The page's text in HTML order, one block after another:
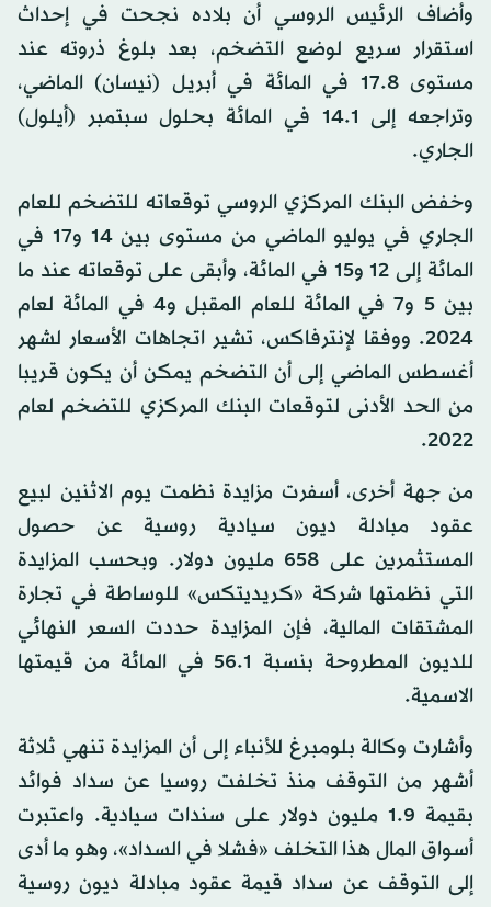
وأضاف الرئيس الروسي أن بلاده نجحت في إحداث
استقرار سريع لوضع التضخم، بعد بلوغ ذروته عند
مستوى 17.8 في المائة في أبريل (نيسان) الماضي،
وتراجعه إلى 14.1 في المائة بحلول سبتمبر (أيلول)
الجاري.
وخفض البنك المركزي الروسي توقعاته للتضخم للعام
الجاري في يوليو الماضي من مستوى بين 14 و17 في
المائة إلى 12 و15 في المائة، وأبقى على توقعاته عند ما
بين 5 و7 في المائة للعام المقبل و4 في المائة لعام
2024. ووفقا لإنترفاكس، تشير اتجاهات الأسعار لشهر
أغسطس الماضي إلى أن التضخم يمكن أن يكون قريبا
من الحد الأدنى لتوقعات البنك المركزي للتضخم لعام
2022.
من جهة أخرى، أسفرت مزايدة نظمت يوم الاثنين لبيع
عقود مبادلة ديون سيادية روسية عن حصول
المستثمرين على 658 مليون دولار. وبحسب المزايدة
التي نظمتها شركة «كريديتكس» للوساطة في تجارة
المشتقات المالية، فإن المزايدة حددت السعر النهائي
للديون المطروحة بنسبة 56.1 في المائة من قيمتها
الاسمية.
وأشارت وكالة بلومبرغ للأنباء إلى أن المزايدة تنهي ثلاثة
أشهر من التوقف منذ تخلفت روسيا عن سداد فوائد
بقيمة 1.9 مليون دولار على سندات سيادية. واعتبرت
أسواق المال هذا التخلف «فشلا في السداد»، وهو ما أدى
إلى التوقف عن سداد قيمة عقود مبادلة ديون روسية